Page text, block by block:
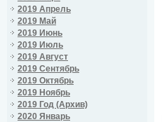
2019 Апрель
2019 Май
2019 Июнь
2019 Июль
2019 Август
2019 Сентябрь
2019 Октябрь
2019 Ноябрь
2019 Год (Архив)
2020 Январь